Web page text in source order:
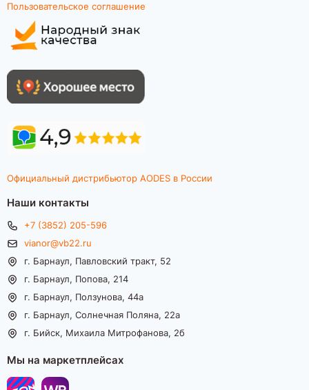
Пользовательское соглашение
Официальный дистрибьютор AODES в России
Наши контакты
+7 (3852) 205-596
vianor@vb22.ru
г. Барнаул, Павловский тракт, 52
г. Барнаул, Попова, 214
г. Барнаул, Ползунова, 44а
г. Барнаул, Солнечная Поляна, 22а
г. Бийск, Михаила Митрофанова, 2б
Мы на маркетплейсах